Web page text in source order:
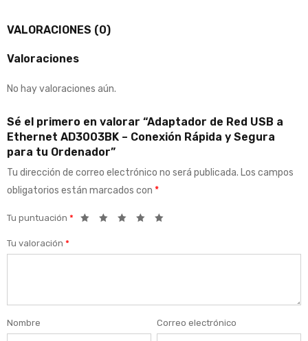
VALORACIONES (0)
Valoraciones
No hay valoraciones aún.
Sé el primero en valorar “Adaptador de Red USB a
Ethernet AD3003BK – Conexión Rápida y Segura
para tu Ordenador”
Tu dirección de correo electrónico no será publicada. Los campos
obligatorios están marcados con *
Tu puntuación *
Tu valoración *
Nombre Correo electrónico